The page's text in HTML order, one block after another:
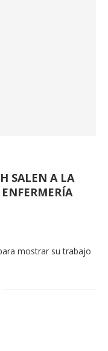
SALEN A LA
mostrar su trabajo